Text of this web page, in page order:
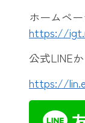
ホームペ
https://
公式LINE
https://